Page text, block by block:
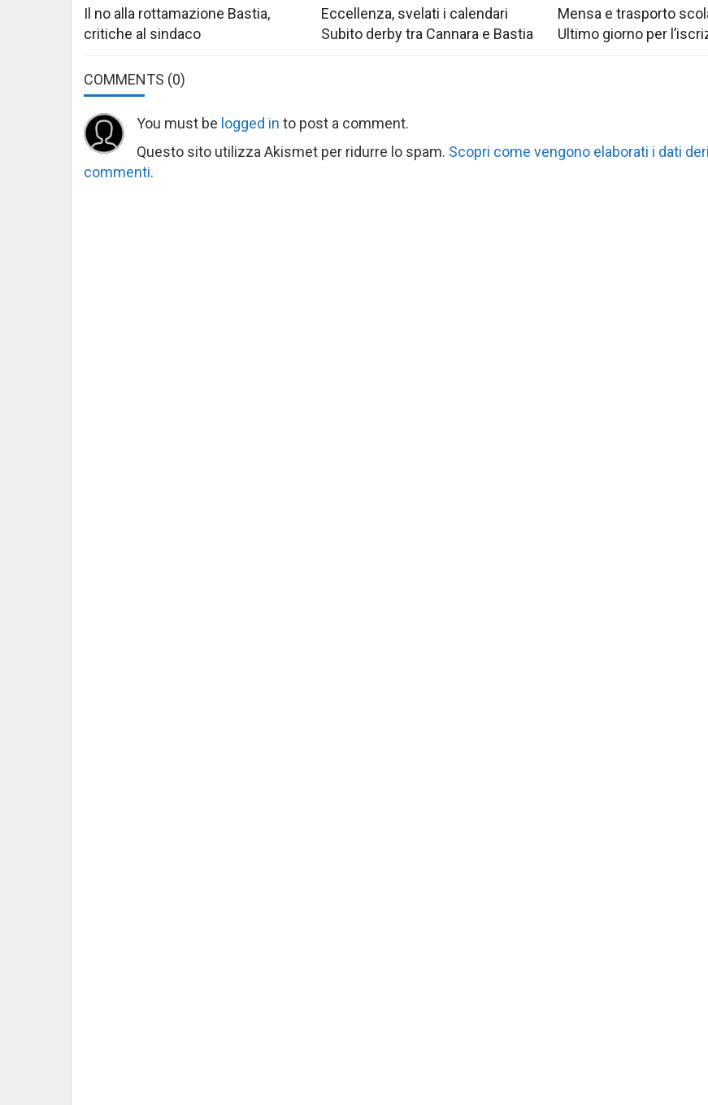
Il no alla rottamazione Bastia,
critiche al sindaco
Eccellenza, svelati i calendari
Subito derby tra Cannara e Bastia
Mensa e trasporto
Ultimo giorno per
COMMENTS (0)
You must be logged in to post a comment.
Questo sito utilizza Akismet per ridurre lo spam. Scopri come vengono elaborati i dati
commenti.